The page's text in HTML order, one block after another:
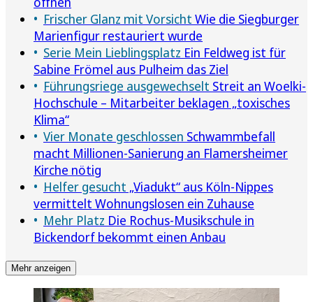
Frischer Glanz mit Vorsicht Wie die Siegburger
Marienfigur restauriert wurde
Serie Mein Lieblingsplatz Ein Feldweg ist für
Sabine Frömel aus Pulheim das Ziel
Führungsriege ausgewechselt Streit an Woelki-
Hochschule – Mitarbeiter beklagen „toxisches
Klima“
Vier Monate geschlossen Schwammbefall
macht Millionen-Sanierung an Flamersheimer
Kirche nötig
Helfer gesucht „Viadukt“ aus Köln-Nippes
vermittelt Wohnungslosen ein Zuhause
Mehr Platz Die Rochus-Musikschule in
Bickendorf bekommt einen Anbau
Mehr anzeigen